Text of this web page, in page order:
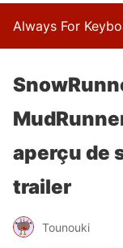
Always For
aperçu de
trailer
Tounouki